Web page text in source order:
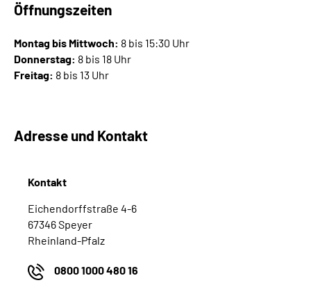
Öffnungszeiten
Montag bis Mittwoch: 8 bis 15:30 Uhr
Donnerstag: 8 bis 18 Uhr
Freitag: 8 bis 13 Uhr
Adresse und Kontakt
Kontakt
Eichendorffstraße 4-6
67346 Speyer
Rheinland-Pfalz
0800 1000 480 16